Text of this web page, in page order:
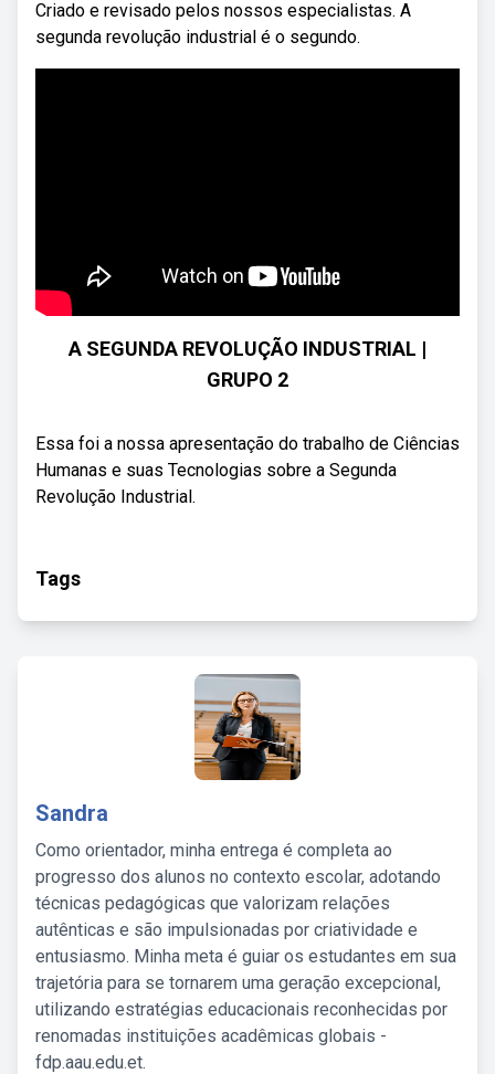
Criado e revisado pelos nossos especialistas. A
segunda revolução industrial é o segundo.
A SEGUNDA REVOLUÇÃO INDUSTRIAL |
GRUPO 2
Essa foi a nossa apresentação do trabalho de Ciências
Humanas e suas Tecnologias sobre a Segunda
Revolução Industrial.
Tags
Sandra
Como orientador, minha entrega é completa ao
progresso dos alunos no contexto escolar, adotando
técnicas pedagógicas que valorizam relações
autênticas e são impulsionadas por criatividade e
entusiasmo. Minha meta é guiar os estudantes em sua
trajetória para se tornarem uma geração excepcional,
utilizando estratégias educacionais reconhecidas por
renomadas instituições acadêmicas globais -
fdp.aau.edu.et.